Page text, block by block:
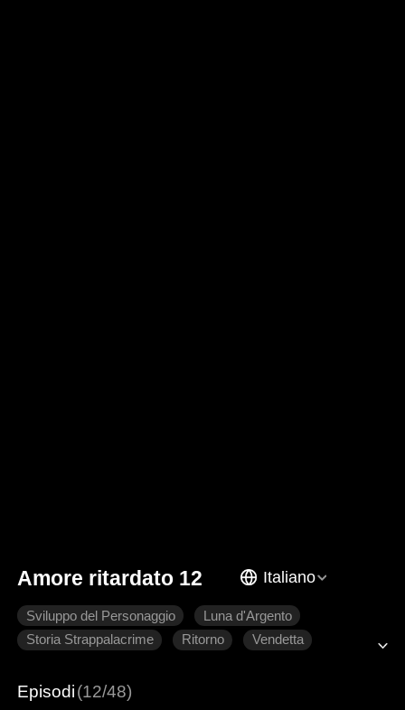
Amore ritardato 12 Italiano
Sviluppo del Personaggio
Luna d'Argento
Storia Strappalacrime
Ritorno
Vendetta
Episodi(12/48)